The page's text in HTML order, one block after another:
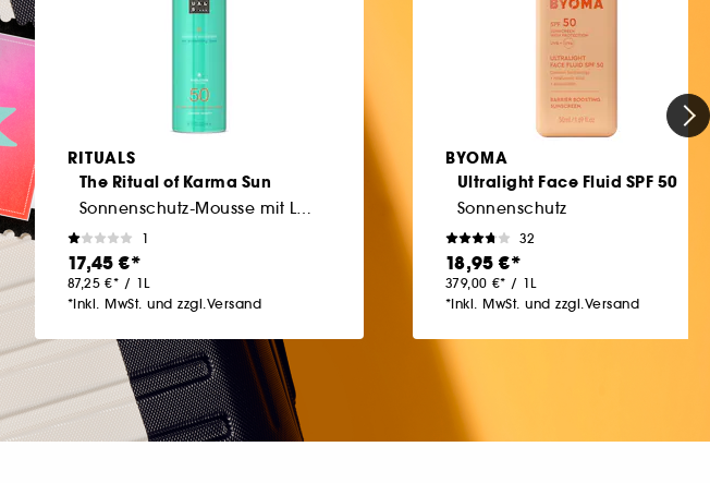
RITUALS
The Ritual of Karma Sun
Sonnenschutz-Mousse mit LSF 50
1
17,45 €
87,25 € / 1L
*Inkl. MwSt. und zzgl.Versand
BYOMA
Ultralight Face Fluid SPF 50
Sonnenschutz
32
18,95 €
379,00 € / 1L
*Inkl. MwSt. und zzgl.Versand